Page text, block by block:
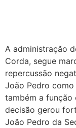
A administração
Corda, segue
repercussão
João Pedro
também a função
decisão gerou
João Pedro da